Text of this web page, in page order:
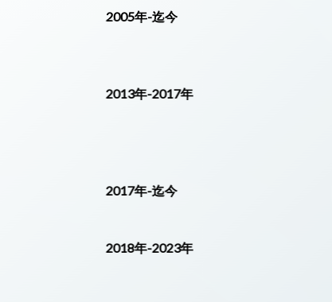
2005年-迄今
2013年-2017年
2017年-迄今
2018年-2023年